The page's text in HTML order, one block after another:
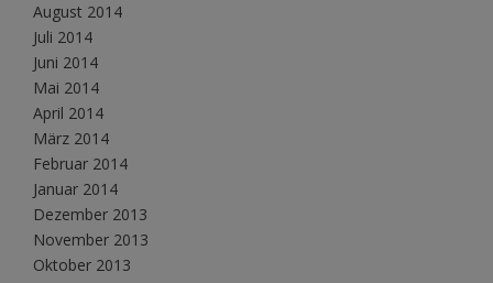
August 2014
Juli 2014
Juni 2014
Mai 2014
April 2014
März 2014
Februar 2014
Januar 2014
Dezember 2013
November 2013
Oktober 2013